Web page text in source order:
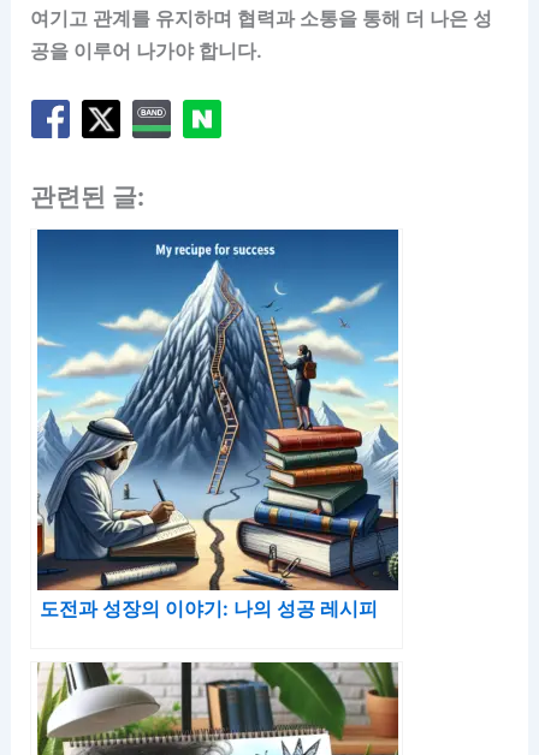
여기고 관계를 유지하며 협력과 소통을 통해 더 나은 성
공을 이루어 나가야 합니다.
관련된 글:
도전과 성장의 이야기: 나의 성공 레시피